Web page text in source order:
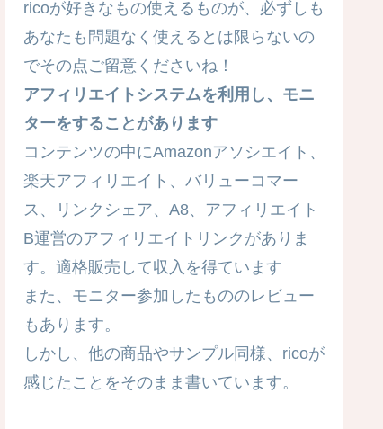
ricoが好きなもの使えるものが、必ずしも
あなたも問題なく使えるとは限らないの
でその点ご留意くださいね！
アフィリエイトシステムを利用し、モニ
ターをすることがあります
コンテンツの中にAmazonアソシエイト、
楽天アフィリエイト、バリューコマー
ス、リンクシェア、A8、アフィリエイト
B運営のアフィリエイトリンクがありま
す。適格販売して収入を得ています
また、モニター参加したもののレビュー
もあります。
しかし、他の商品やサンプル同様、ricoが
感じたことをそのまま書いています。